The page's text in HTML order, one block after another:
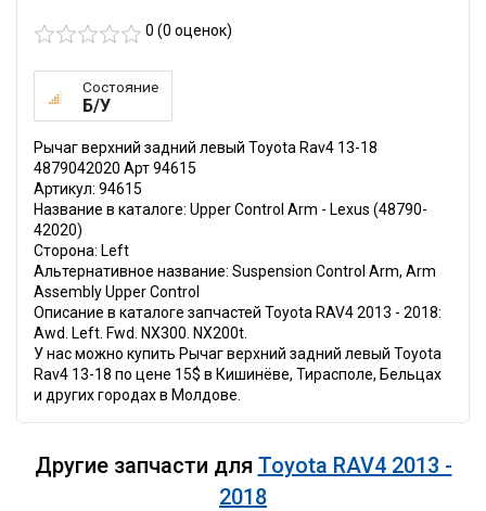
0 (0 оценок)
Состояние
Б/У
Рычаг верхний задний левый Toyota Rav4 13-18
4879042020 Арт 94615
Артикул: 94615
Название в каталоге: Upper Control Arm - Lexus (48790-
42020)
Сторона: Left
Альтернативное название: Suspension Control Arm, Arm
Assembly Upper Control
Описание в каталоге запчастей Toyota RAV4 2013 - 2018:
Awd. Left. Fwd. NX300. NX200t.
У нас можно купить Рычаг верхний задний левый Toyota
Rav4 13-18 по цене 15$ в Кишинёве, Тирасполе, Бельцах
и других городах в Молдове.
Другие запчасти для Toyota RAV4 2013 -
2018